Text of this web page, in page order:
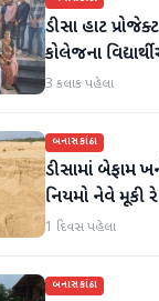
ડીસા હાટ
કોલેજના
ઉત્સાહભેર
3 કલાક પહેલા
બનાસકાંઠા
ડીસામાં બેફામ
નિયમો નેવે મૂકી
સક્રિય, તંત્ર સામે
1 દિવસ પહેલા
બનાસકાંઠા